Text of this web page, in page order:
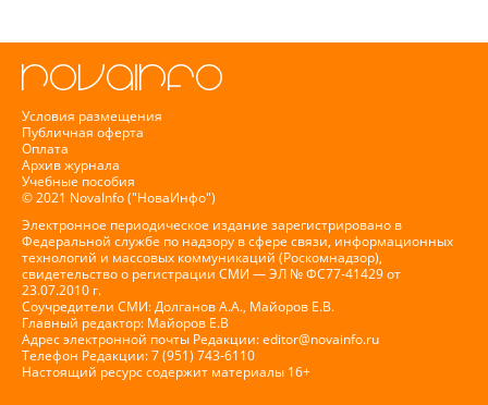
Условия размещения
Публичная оферта
Оплата
Архив журнала
Учебные пособия
© 2021 NovaInfo ("НоваИнфо")
Электронное периодическое издание зарегистрировано в
Федеральной службе по надзору в сфере связи, информационных
технологий и массовых коммуникаций (Роскомнадзор),
свидетельство о регистрации СМИ — ЭЛ № ФС77-41429 от
23.07.2010 г.
Соучредители СМИ: Долганов А.А., Майоров Е.В.
Главный редактор: Майоров Е.В
Адрес электронной почты Редакции:editor@novainfo.ru
Телефон Редакции: 7 (951) 743-6110
Настоящий ресурс содержит материалы 16+